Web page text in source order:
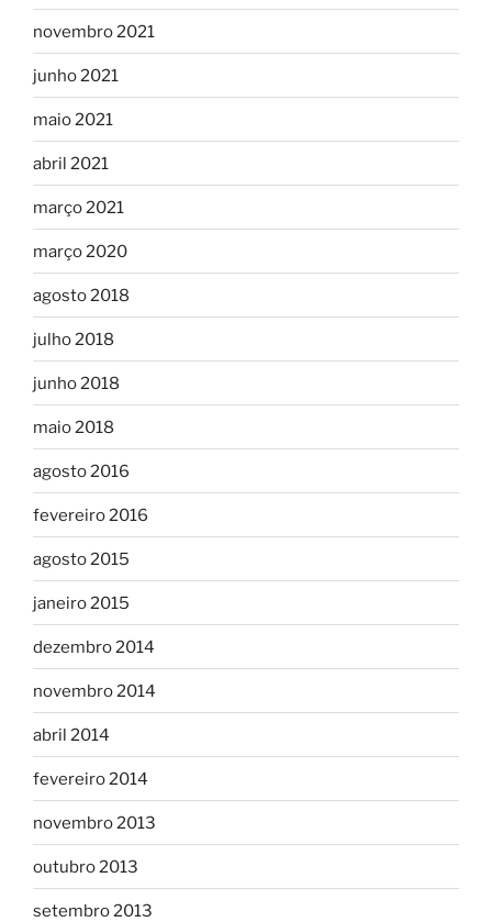
novembro 2021
junho 2021
maio 2021
abril 2021
março 2021
março 2020
agosto 2018
julho 2018
junho 2018
maio 2018
agosto 2016
fevereiro 2016
agosto 2015
janeiro 2015
dezembro 2014
novembro 2014
abril 2014
fevereiro 2014
novembro 2013
outubro 2013
setembro 2013